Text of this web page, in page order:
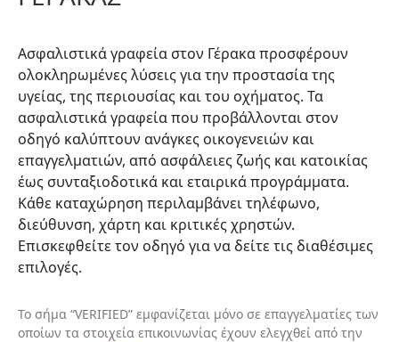
Ασφαλιστικά γραφεία στον Γέρακα προσφέρουν
ολοκληρωμένες λύσεις για την προστασία της
υγείας, της περιουσίας και του οχήματος. Τα
ασφαλιστικά γραφεία που προβάλλονται στον
οδηγό καλύπτουν ανάγκες οικογενειών και
επαγγελματιών, από ασφάλειες ζωής και κατοικίας
έως συνταξιοδοτικά και εταιρικά προγράμματα.
Κάθε καταχώρηση περιλαμβάνει τηλέφωνο,
διεύθυνση, χάρτη και κριτικές χρηστών.
Επισκεφθείτε τον οδηγό για να δείτε τις διαθέσιμες
επιλογές.
Το σήμα “VERIFIED” εμφανίζεται μόνο σε επαγγελματίες των
οποίων τα στοιχεία επικοινωνίας έχουν ελεγχθεί από την